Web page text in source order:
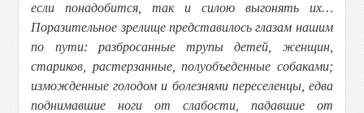
если понадобится, так и силою выгонять их…
Поразительное зрелище представилось глазам нашим
по пути: разбросанные трупы детей, женщин,
стариков, растерзанные, полуобъеденные собаками;
изможденные голодом и болезнями переселенцы, едва
поднимавшие ноги от слабости, падавшие от